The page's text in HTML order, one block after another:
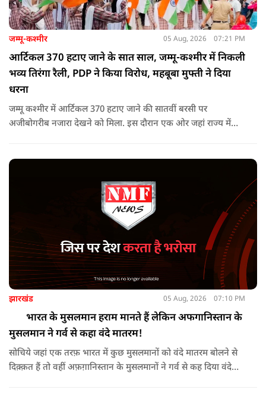
जम्मू-कश्मीर 05 Aug, 2026 07:21 PM
आर्टिकल 370 हटाए जाने के सात साल, जम्मू-कश्मीर में निकली
भव्य तिरंगा रैली, PDP ने किया विरोध, महबूबा मुफ्ती ने दिया
धरना
जम्मू कश्मीर में आर्टिकल 370 हटाए जाने की सातवीं बरसी पर
अजीबोगरीब नजारा देखने को मिला. इस दौरान एक ओर जहां राज्य में
झारखंड 05 Aug, 2026 07:10 PM
भारत के मुसलमान हराम मानते हैं लेकिन अफगानिस्तान के
मुसलमान ने गर्व से कहा वंदे मातरम!
सोचिये जहां एक तरफ़ भारत में कुछ मुसलमानों को वंदे मातरम बोलने से
दिक़्क़त हैं तो वहीं अफ़ग़ानिस्तान के मुसलमानों ने गर्व से कह दिया वंदे